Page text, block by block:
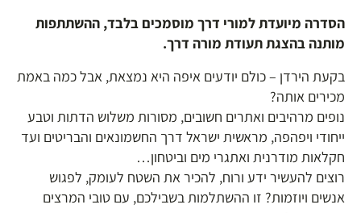
הסדרה מיועדת למורי דרך מוסמכים בלבד, ההשתתפות
מותנה בהצגת תעודת מורה דרך.
בקעת הירדן – כולם יודעים איפה היא נמצאת, אבל כמה באמת
מכירים אותה?
נופים מרהיבים ואתרים חשובים, מסורות משלוש הדתות וטבע
ייחודי ויפהפה, מראשית ישראל דרך החשמונאים והבריטים ועד
חקלאות מודרנית ואתגרי מים וביטחון…
רוצים להעשיר ידע ורוח, להכיר את השטח לעומק, לפגוש
אנשים ויוזמות? זו ההשתלמות בשבילכם, עם טובי המרצים